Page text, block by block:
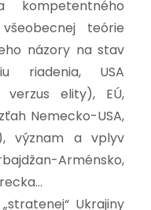
kompetentného
teórie
názory na stav
riadenia, USA
elity), EÚ,
Nemecko-USA,
význam a vplyv
Arménsko,
Ukrajiny